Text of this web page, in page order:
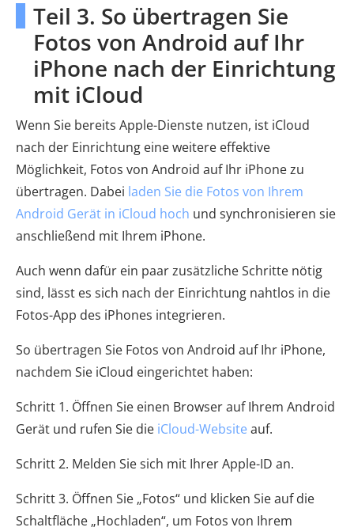
Teil 3. So übertragen Sie
Fotos von Android auf Ihr
iPhone nach der Einrichtung
mit iCloud
Wenn Sie bereits Apple-Dienste nutzen, ist iCloud
nach der Einrichtung eine weitere effektive
Möglichkeit, Fotos von Android auf Ihr iPhone zu
übertragen. Dabei laden Sie die Fotos von Ihrem
Android Gerät in iCloud hoch und synchronisieren sie
anschließend mit Ihrem iPhone.
Auch wenn dafür ein paar zusätzliche Schritte nötig
sind, lässt es sich nach der Einrichtung nahtlos in die
Fotos-App des iPhones integrieren.
So übertragen Sie Fotos von Android auf Ihr iPhone,
nachdem Sie iCloud eingerichtet haben:
Schritt 1. Öffnen Sie einen Browser auf Ihrem Android
Gerät und rufen Sie die iCloud-Website auf.
Schritt 2. Melden Sie sich mit Ihrer Apple-ID an.
Schritt 3. Öffnen Sie „Fotos“ und klicken Sie auf die
Schaltfläche „Hochladen“, um Fotos von Ihrem